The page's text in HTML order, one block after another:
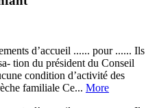
d’accueil ...... pour ...... Ils
tion du président du Conseil
condition d’activité des
familiale Ce... More